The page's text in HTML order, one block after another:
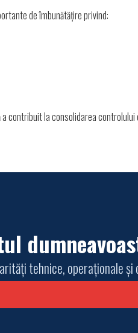
de îmbunătățire privind:
contribuit la consolidarea
tehnice, operaționale